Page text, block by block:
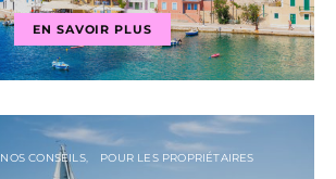
EN SAVOIR PLUS
NOS CONSEILS POUR LES PROPRIÉTAIRES